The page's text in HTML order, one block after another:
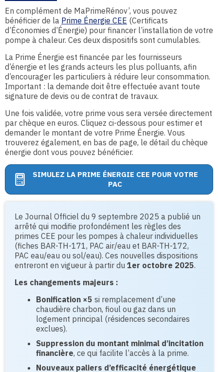
En complément de MaPrimeRénov’, vous pouvez
bénéficier de la Prime Énergie CEE (Certificats
d’Économies d’Énergie) pour financer l’installation de votre
pompe à chaleur. Ces deux dispositifs sont cumulables.
La Prime Énergie est financée par les fournisseurs
d’énergie et les grands acteurs les plus polluants, afin
d’encourager les particuliers à réduire leur consommation.
Important : la demande doit être effectuée avant toute
signature de devis ou de contrat de travaux.
Une fois validée, votre prime vous sera versée directement
par chèque en euros. Cliquez ci-dessous pour estimer et
demander le montant de votre Prime Énergie. Vous
trouverez également, en bas de page, le détail du chèque
énergie dont vous pouvez bénéficier.
SIMULEZ LA PRIME ÉNERGIE CEE POUR VOTRE
PAC
Le Journal Officiel du 9 septembre 2025 a publié un
arrêté qui modifie profondément les règles des
primes CEE pour les pompes à chaleur individuelles
(fiches BAR-TH-171, PAC air/eau et BAR-TH-172,
PAC eau/eau ou sol/eau). Ces nouvelles dispositions
entreront en vigueur à partir du 1er octobre 2025.
Les changements majeurs :
Bonification ×5 si remplacement d’une
chaudière charbon, fioul ou gaz dans un
logement principal (résidences secondaires
exclues).
Suppression du montant minimal d’incitation
financière, ce qui facilite l’accès à la prime.
Nouveaux paliers d’efficacité énergétique